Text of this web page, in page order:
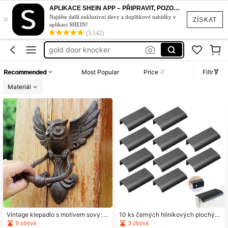
ZÍSKAT
×
APLIKACE SHEIN APP – PŘIPRAVIT, POZOR, STYL!
Najděte další exkluzivní slevy a doplňkové nabídky v
aplikaci SHEIN!
(5,142)
šaty
vintage
door knockers front door
gold door knocker
vintage
Recommended Most Popular Price
Filtr
Materiál
Vintage klepadlo s motivem sovy: Li
tinová venkovní klika s motivem ok
9 zbývá
10 ks černých hliníkových plochýc
h úchytek | Skryté úchytky na dveř
3 zbývá